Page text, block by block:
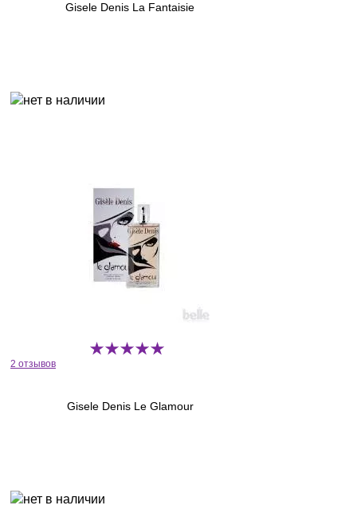
Gisele Denis La Fantaisie
2 отзывов
Gisele Denis Le Glamour